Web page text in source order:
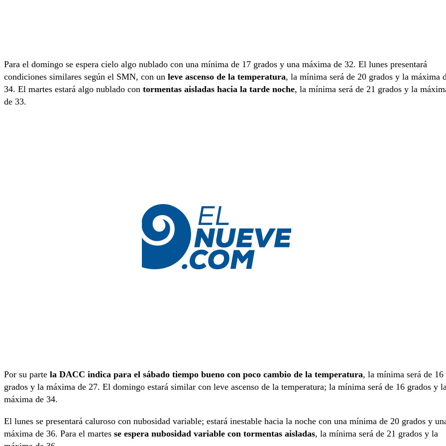
Para el domingo se espera cielo algo nublado con una mínima de 17 grados y una máxima de 32. El lunes presentará
condiciones similares según el SMN, con un leve ascenso de la temperatura, la mínima será de 20 grados y la máxima
34. El martes estará algo nublado con tormentas aisladas hacia la tarde noche, la mínima será de 21 grados y la
de 33.
Por su parte la DACC indica para el sábado tiempo bueno con poco cambio de la temperatura, la mínima será de 16
grados y la máxima de 27. El domingo estará similar con leve ascenso de la temperatura; la mínima será de 16 grados y
máxima de 34.
El lunes se presentará caluroso con nubosidad variable; estará inestable hacia la noche con una mínima de 20 grados y
máxima de 36. Para el martes se espera nubosidad variable con tormentas aisladas, la mínima será de 21 grados y la